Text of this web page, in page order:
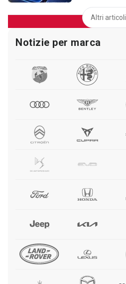
Altri articoli
Notizie per marca